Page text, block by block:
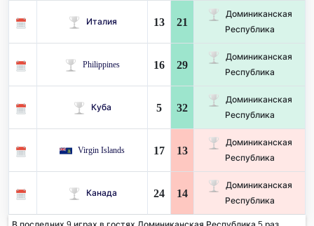
Италия 13 21
Доминиканская
Республика
Philippines 16 29
Доминиканская
Республика
Куба 5 32
Доминиканская
Республика
Virgin Islands 17 13
Доминиканская
Республика
Канада 24 14
Доминиканская
Республика